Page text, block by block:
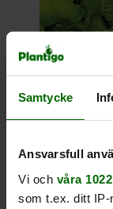
Samtycke
Ansvarsfull
Vi och våra
som t.ex. ditt IP-
Mangold,
KRAV